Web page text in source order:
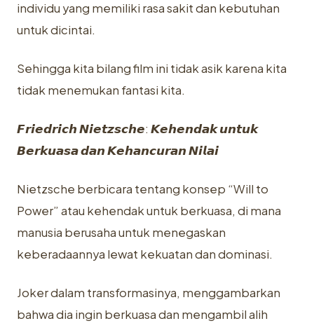
individu yang memiliki rasa sakit dan kebutuhan
untuk dicintai.
Sehingga kita bilang film ini tidak asik karena kita
tidak menemukan fantasi kita.
𝙁𝙧𝙞𝙚𝙙𝙧𝙞𝙘𝙝 𝙉𝙞𝙚𝙩𝙯𝙨𝙘𝙝𝙚: 𝙆𝙚𝙝𝙚𝙣𝙙𝙖𝙠 𝙪𝙣𝙩𝙪𝙠
𝘽𝙚𝙧𝙠𝙪𝙖𝙨𝙖 𝙙𝙖𝙣 𝙆𝙚𝙝𝙖𝙣𝙘𝙪𝙧𝙖𝙣 𝙉𝙞𝙡𝙖𝙞
Nietzsche berbicara tentang konsep “Will to
Power” atau kehendak untuk berkuasa, di mana
manusia berusaha untuk menegaskan
keberadaannya lewat kekuatan dan dominasi.
Joker dalam transformasinya, menggambarkan
bahwa dia ingin berkuasa dan mengambil alih